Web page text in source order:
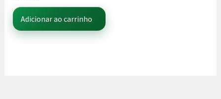
Adicionar ao carrinho